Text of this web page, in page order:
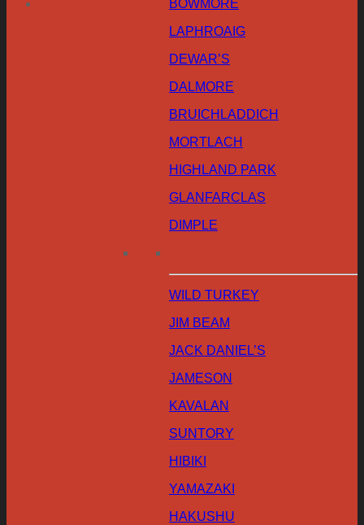
BOWMORE
LAPHROAIG
DEWAR’S
DALMORE
BRUICHLADDICH
MORTLACH
HIGHLAND PARK
GLANFARCLAS
DIMPLE
WILD TURKEY
JIM BEAM
JACK DANIEL’S
JAMESON
KAVALAN
SUNTORY
HIBIKI
YAMAZAKI
HAKUSHU